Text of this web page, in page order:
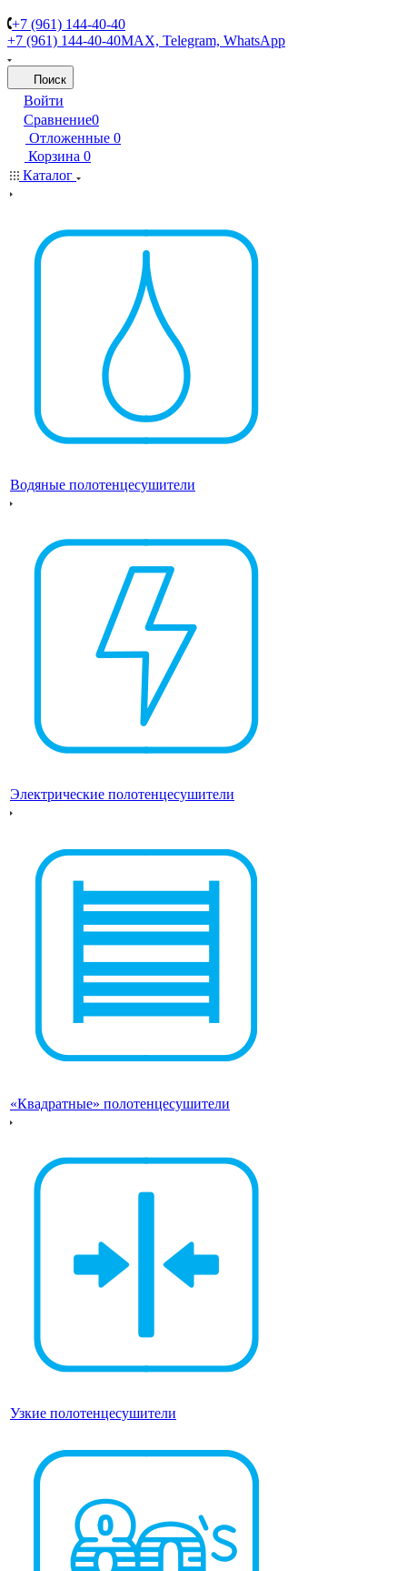
+7 (961) 144-40-40
+7 (961) 144-40-40MAX, Telegram, WhatsApp
Поиск
Войти
Сравнение0
Отложенные 0
Корзина 0
Каталог
Водяные полотенцесушители
Электрические полотенцесушители
«Квадратные» полотенцесушители
Узкие полотенцесушители